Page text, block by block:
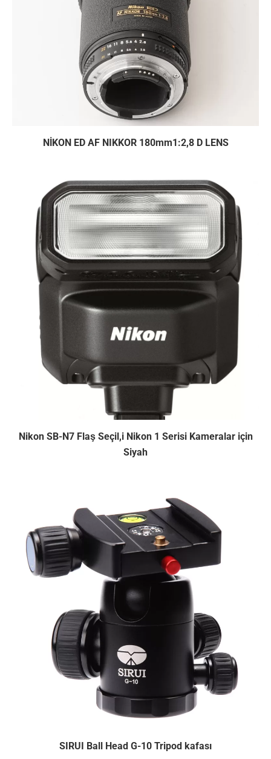
NİKON ED AF NIKKOR 180mm1:2,8 D LENS
Nikon SB-N7 Flaş Seçil,i Nikon 1 Serisi Kameralar için
Siyah
SIRUI Ball Head G-10 Tripod kafası